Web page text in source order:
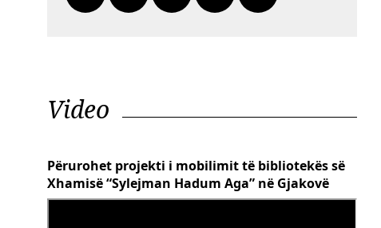
Video
Përurohet projekti i mobilimit të bibliotekës së
Xhamisë “Sylejman Hadum Aga” në Gjakovë